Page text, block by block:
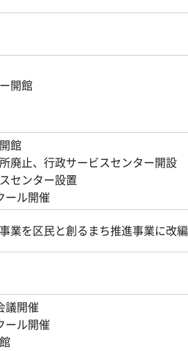
開館
館
廃止、行政サービスセンター開設
センター設置
ール開催
業を区民と創るまち推進事業に改編
議開催
ール開催